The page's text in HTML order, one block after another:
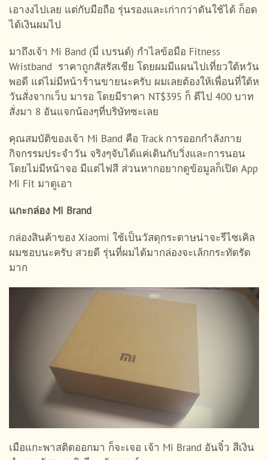
เอางงไปเลย แต่กับมือถือ รุ่นรองและเก่ากว่าดันใช้ได้ ก็อด
ได้เงินผมไป
มาถึงเจ้า Mi Band (มี่ เบรนด์) กำไลข้อมือ Fitness
Wristband ราคาถูกสัสรัสเชีย โดยผมมีแผนไปเที่ยวใต้หวัน
พอดี แต่ไม่มีหน้าร้านขายนะครับ ผมเลยต้องให้เพื่อนที่ใต้ห
วันสั่งจากเว็บ มารอ โดยมีราคา NT$395 ก็ ตีไป 400 บาท
สั่งมา 8 อันแจกน้องๆที่บริษัทซะเลย
คุณสมบัติของเจ้า Mi Band คือ Track การออกกำลังกาย
กิจกรรมประจำวัน จริงๆจับได้แค่เดินกับวิ่งและการนอน
โดยไม่มีหน้าจอ มีแต่ไฟสี ส่วนหากอยากดูข้อมูลก็เปิด App
Mi Fit มาดูเอา
แกะกล่อง Mi Brand
กล่องสินค้าของ Xiaomi ใช้เป็นวัสดุกระดาษน่าจะรีไซเคิล
ผมชอบนะครับ สวยดี รุ่นที่ผมได้มากล่องจะเล้กกระทัดรัด
มาก
เมือแกะพาสติดออกมา ก็จะเจอ เจ้า Mi Brand อันจิ๋ว สีเงิน